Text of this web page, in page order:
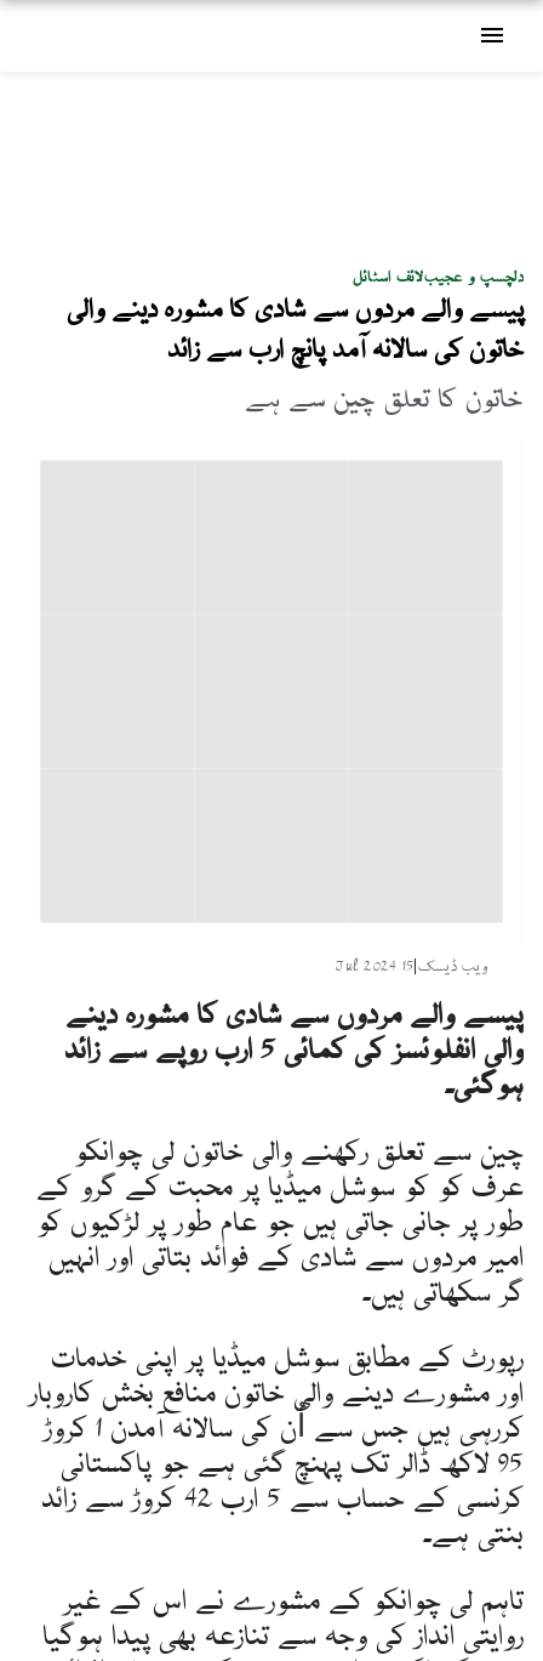
menu
دلچسپ و عجیبلائف اسٹائل
پیسے والے مردوں سے شادی کا مشورہ دینے والی
خاتون کی سالانہ آمد پانچ ارب سے زائد
خاتون کا تعلق چین سے ہے
ویب ڈیسک 15 Jul 2024
پیسے والے مردوں سے شادی کا مشورہ دینے
والی انفلوئسز کی کمائی 5 ارب روپے سے زائد
ہوگئی۔
چین سے تعلق رکھنے والی خاتون لی چوانکو
عرف کو کو سوشل میڈیا پر محبت کے گرو کے
طور پر جانی جاتی ہیں جو عام طور پر لڑکیوں کو
امیر مردوں سے شادی کے فوائد بتاتی اور انہیں
گر سکھاتی ہیں۔
رپورٹ کے مطابق سوشل میڈیا پر اپنی خدمات
اور مشورے دینے والی خاتون منافع بخش کاروبار
کررہی ہیں جس سے اُن کی سالانہ آمدن 1 کروڑ
95 لاکھ ڈالر تک پہنچ گئی ہے جو پاکستانی
کرنسی کے حساب سے 5 ارب 42 کروڑ سے زائد
بنتی ہے۔
تاہم لی چوانکو کے مشورے نے اس کے غیر
روایتی انداز کی وجہ سے تنازعہ بھی پیدا ہوگیا